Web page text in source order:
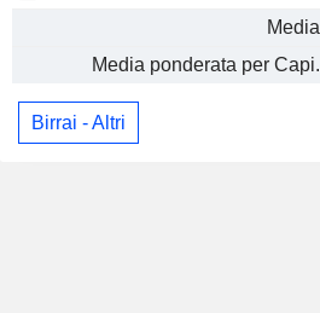
Media
Media ponderata per Capi.
Birrai - Altri